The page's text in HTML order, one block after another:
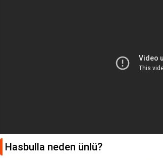
Hasbulla neden ünlü?